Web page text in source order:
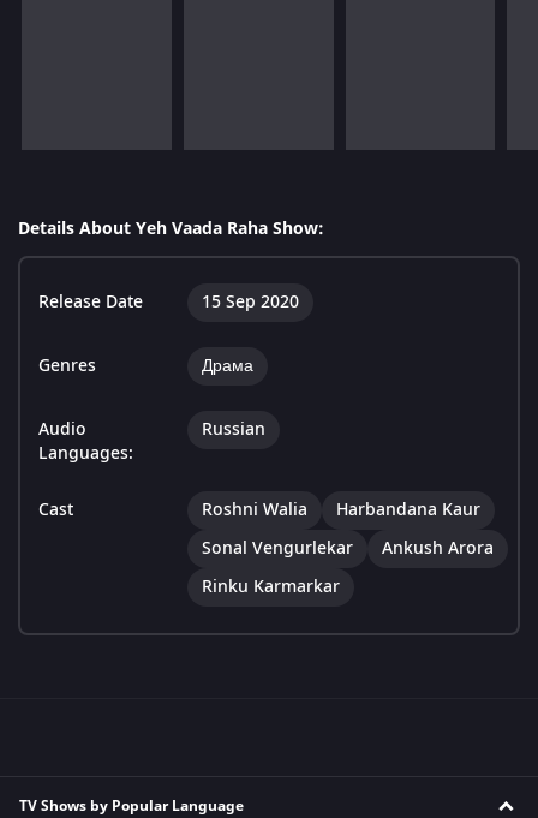
Details About Yeh Vaada Raha Show:
Release Date 15 Sep 2020
Genres Драма
Audio
Languages:
Russian
Cast Roshni Walia
Harbandana Kaur
Sonal Vengurlekar
Ankush Arora
Rinku Karmarkar
TV Shows by Popular Language